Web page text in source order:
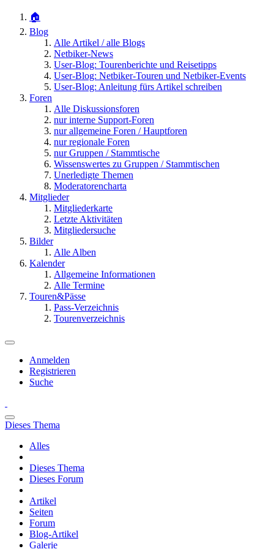
🏠
Blog
Alle Artikel / alle Blogs
Netbiker-News
User-Blog: Tourenberichte und Reisetipps
User-Blog: Netbiker-Touren und Netbiker-Events
User-Blog: Anleitung fürs Artikel schreiben
Foren
Alle Diskussionsforen
nur interne Support-Foren
nur allgemeine Foren / Hauptforen
nur regionale Foren
nur Gruppen / Stammtische
Wissenswertes zu Gruppen / Stammtischen
Unerledigte Themen
Moderatorencharta
Mitglieder
Mitgliederkarte
Letzte Aktivitäten
Mitgliedersuche
Bilder
Alle Alben
Kalender
Allgemeine Informationen
Alle Termine
Touren&Pässe
Pass-Verzeichnis
Tourenverzeichnis
Anmelden
Registrieren
Suche
Dieses Thema
Alles
Dieses Thema
Dieses Forum
Artikel
Seiten
Forum
Blog-Artikel
Galerie